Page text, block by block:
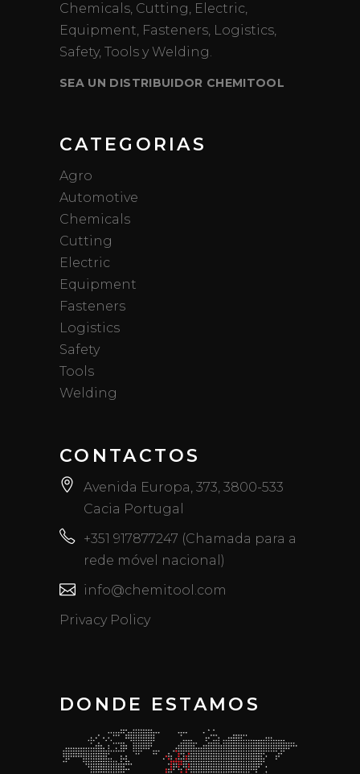
Chemicals, Cutting, Electric,
Equipment, Fasteners, Logistics,
Safety, Tools y Welding.
SEA UN DISTRIBUIDOR CHEMITOOL
CATEGORIAS
Agro
Automotive
Chemicals
Cutting
Electric
Equipment
Fasteners
Logistics
Safety
Tools
Welding
CONTACTOS
Avenida Europa, 373, 3800-533
Cacia Portugal
+351 917877247 (Chamada para a
rede móvel nacional)
info@chemitool.com
Privacy Policy
DONDE ESTAMOS